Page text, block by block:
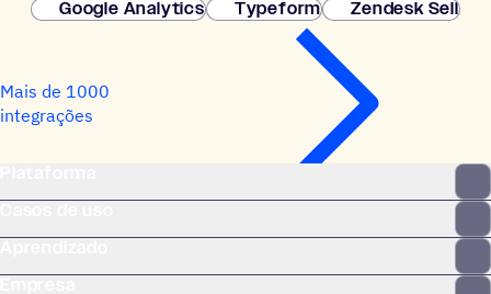
Google Analytics
Typeform Zendesk Sell
Mais de 1000
integrações